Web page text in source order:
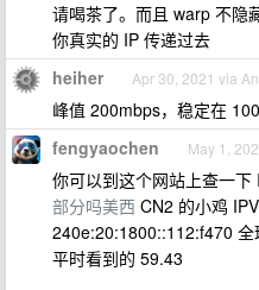
请喝茶了。而且 warp 不隐
你真实的 IP 传递过去
heiher Apr 30, 2021 via
峰值 200mbps，稳定在
fengyaochen May 1,
你可以到这个网站上查一下
部分吗美西 CN2 的小鸡
240e:20:1800::112:f470
平时看到的 59.43